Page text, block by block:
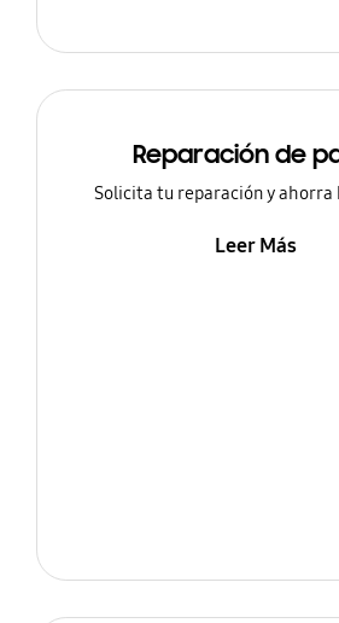
Reparación de
Solicita tu reparación y ahorra
Leer Más